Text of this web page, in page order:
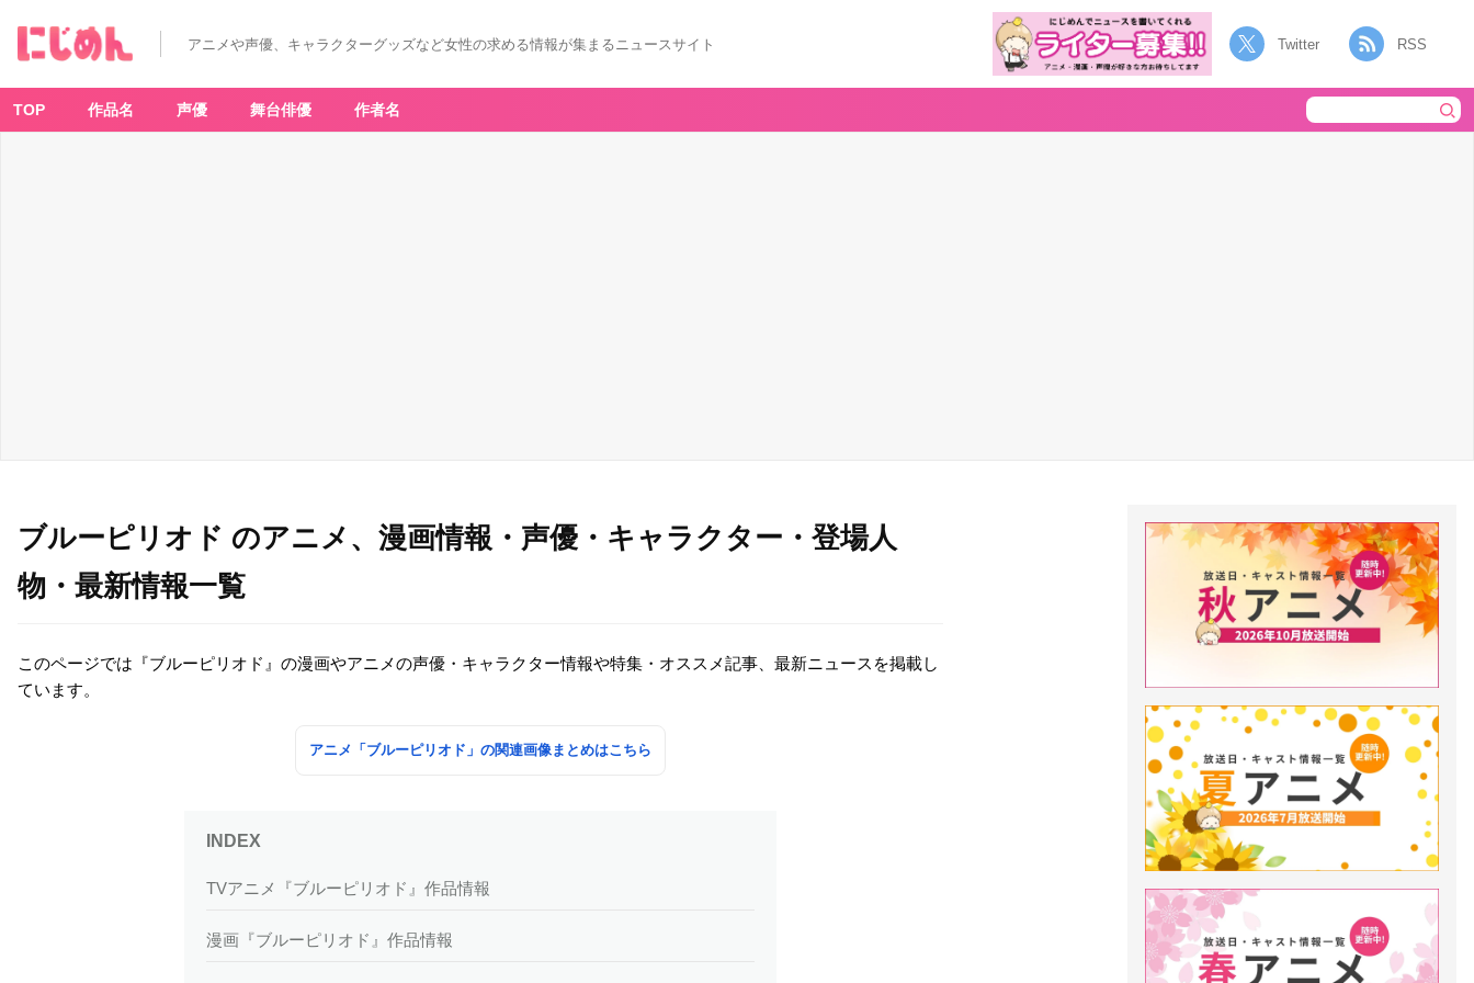
アニメや声優、キャラクターグッズなど女性の求める情報が集まるニュースサイト Twitter RSS
TOP 作品名 声優 舞台俳優 作者名
ブルーピリオド のアニメ、漫画情報・声優・キャラクター・登場人
物・最新情報一覧
このページでは『ブルーピリオド』の漫画やアニメの声優・キャラクター情報や特集・オススメ記事、最新ニュースを掲載し
ています。
アニメ「ブルーピリオド」の関連画像まとめはこちら
TVアニメ『ブルーピリオド』作品情報
漫画『ブルーピリオド』作品情報